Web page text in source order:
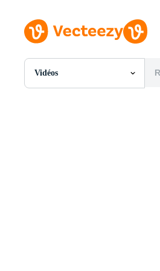
Vidéos
Toutes Images